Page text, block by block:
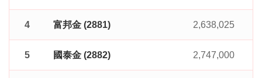
4 富邦金 (2881) 2,638,025
5 國泰金 (2882) 2,747,000